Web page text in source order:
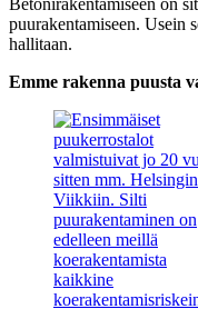
Betonirakentamiseen on
puurakentamiseen. Usein
hallitaan.
Emme rakenna puusta